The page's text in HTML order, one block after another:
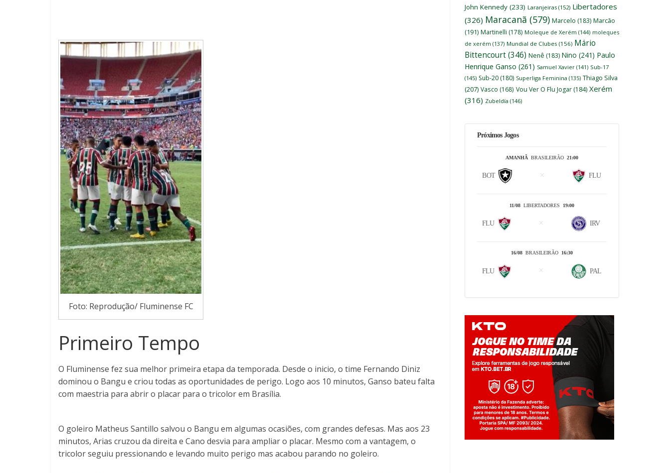
Foto: Reprodução/ Fluminense FC
Primeiro Tempo
O Fluminense fez sua melhor primeira etapa da temporada. Desde o inicio, o time Fernando Diniz
dominou o Bangu e criou todas as oportunidades de perigo. Logo aos 10 minutos, Ganso bateu falta
com maestria para abrir o placar para o tricolor em Brasília.
O goleiro Matheus Santillo salvou o Bangu em algumas ocasiões, com grandes defesas. Mas aos 23
minutos, Arias cruzou da direita e Cano desvia para ampliar o placar. Mesmo com a vantagem, o
tricolor seguiu pressionando e levando muito perigo mas acabou parando no goleiro.
John Kennedy (233) Laranjeiras (152) Libertadores
(326) Maracanã (579) Marcelo (183) Marcão
(191) Martinelli (178) Moleque de Xerém (144) moleques
de xerém (137) Mundial de Clubes (156) Mário
Bittencourt(346) Nenê (183) Nino (241) Paulo
Henrique Ganso (261) Samuel Xavier (141) Sub-17
(145) Sub-20 (180) Superliga Feminina (135) Thiago Silva
(207) Vasco (168) Vou Ver O Flu Jogar (184) Xerém
(316) Zubeldía (146)
Próximos Jogos
AMANHÃ BRASILEIRÃO 21:00
BOT FLU
11/08 LIBERTADORES 19:00
FLU IRV
16/08 BRASILEIRÃO 16:30
FLU PAL
Jogue com responsabilidade. 18+